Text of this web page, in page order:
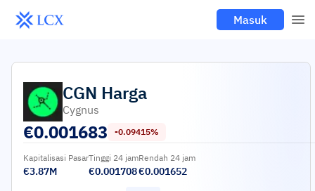
Masuk
CGN Harga
Cygnus
€0.001683 -0.09415%
Kapitalisasi Pasar
€3.87M
Tinggi 24 jam
€0.001708
Rendah 24 jam
€0.001652